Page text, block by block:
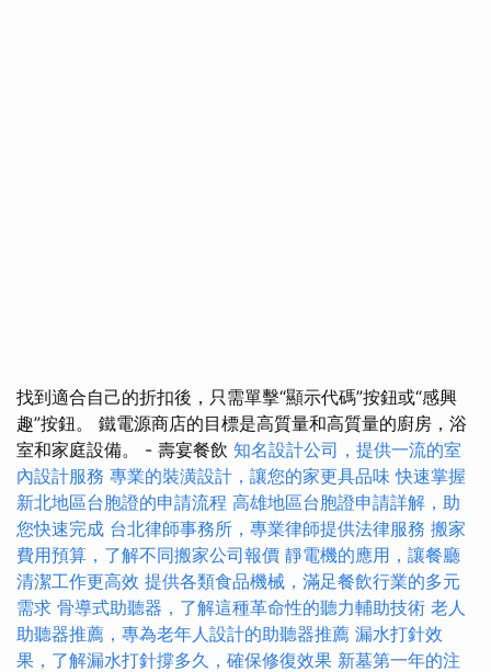
找到適合自己的折扣後，只需單擊“顯示代碼”按鈕或“感興
趣”按鈕。 鐵電源商店的目標是高質量和高質量的廚房，浴
室和家庭設備。 - 壽宴餐飲 知名設計公司，提供一流的室
內設計服務 專業的裝潢設計，讓您的家更具品味 快速掌握
新北地區台胞證的申請流程 高雄地區台胞證申請詳解，助
您快速完成 台北律師事務所，專業律師提供法律服務 搬家
費用預算，了解不同搬家公司報價 靜電機的應用，讓餐廳
清潔工作更高效 提供各類食品機械，滿足餐飲行業的多元
需求 骨導式助聽器，了解這種革命性的聽力輔助技術 老人
助聽器推薦，專為老年人設計的助聽器推薦 漏水打針效
果，了解漏水打針撐多久，確保修復效果 新墓第一年的注